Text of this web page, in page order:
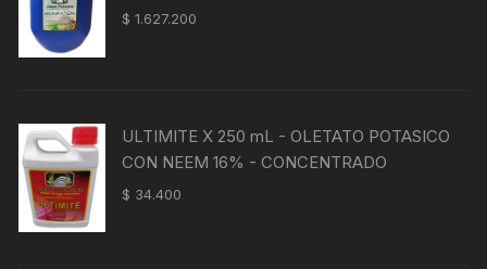
$ 1.627.200
ULTIMITE X 250 mL - OLETATO POTASICO
CON NEEM 16% - CONCENTRADO
$ 34.400